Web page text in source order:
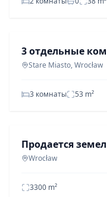
Stare Miasto, Wrocław
3 комнаты 53 m²
Wrocław
3300 m²